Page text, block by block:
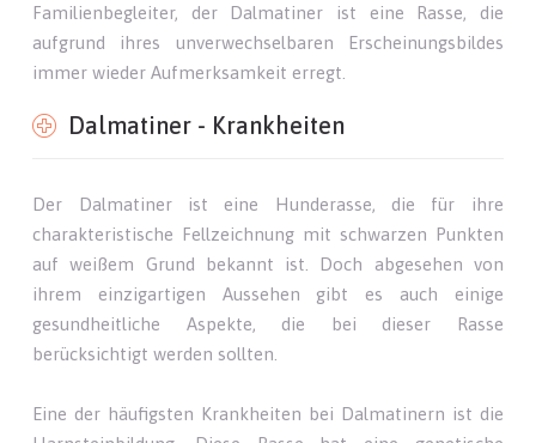
Familienbegleiter, der Dalmatiner ist eine Rasse, die
aufgrund ihres unverwechselbaren Erscheinungsbildes
immer wieder Aufmerksamkeit erregt.
Dalmatiner - Krankheiten
Der Dalmatiner ist eine Hunderasse, die für ihre
charakteristische Fellzeichnung mit schwarzen Punkten
auf weißem Grund bekannt ist. Doch abgesehen von
ihrem einzigartigen Aussehen gibt es auch einige
gesundheitliche Aspekte, die bei dieser Rasse
berücksichtigt werden sollten.
Eine der häufigsten Krankheiten bei Dalmatinern ist die